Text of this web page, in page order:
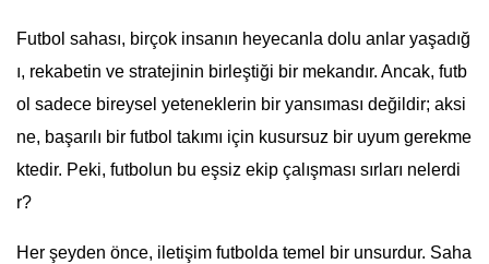
Futbol sahası, birçok insanın heyecanla dolu anlar yaşadığ
ı, rekabetin ve stratejinin birleştiği bir mekandır. Ancak, futb
ol sadece bireysel yeteneklerin bir yansıması değildir; aksi
ne, başarılı bir futbol takımı için kusursuz bir uyum gerekme
ktedir. Peki, futbolun bu eşsiz ekip çalışması sırları nelerdi
r?
Her şeyden önce, iletişim futbolda temel bir unsurdur. Saha